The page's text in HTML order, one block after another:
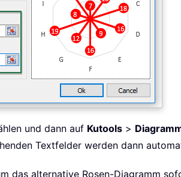
und dann auf Kutools >
Textfelder werden dann
das alternative Rosen-Diagramm